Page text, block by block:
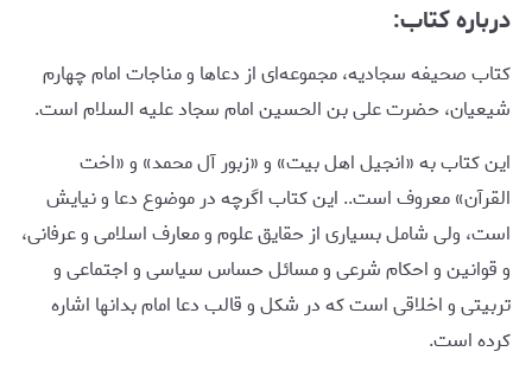
درباره کتاب:
کتاب صحیفه سجادیه، مجموعه‌ای از دعاها و مناجات امام چهارم
شیعیان، حضرت علی بن الحسین امام سجاد علیه السلام است.
این کتاب به «انجیل اهل بیت» و «زبور آل محمد» و «اخت
القرآن» معروف است.. این کتاب اگرچه در موضوع دعا و نیایش
است، ولی شامل بسیاری از حقایق علوم و معارف اسلامی و عرفانی،
و قوانین و احکام شرعی و مسائل حساس سیاسی و اجتماعی و
تربیتی و اخلاقی است که در شکل و قالب دعا امام بدانها اشاره
کرده‌ است.